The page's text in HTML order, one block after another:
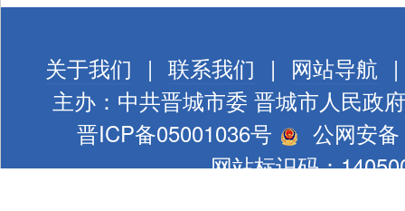
关于我们 | 联系我们 | 网站导航 |
主办：中共晋城市委 晋城市人民政府
晋ICP备05001036号
公网安
网站标识码：